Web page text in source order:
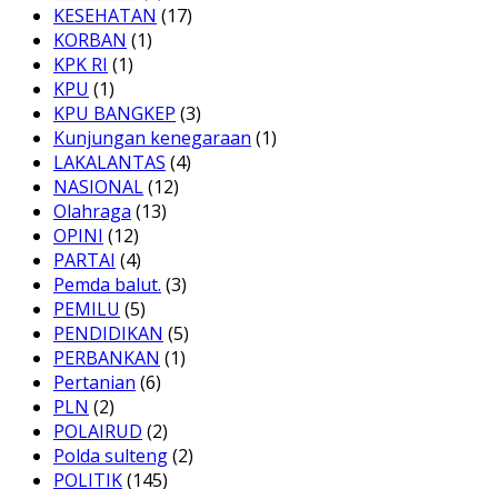
KESEHATAN (17)
KORBAN (1)
KPK RI (1)
KPU (1)
KPU BANGKEP (3)
Kunjungan kenegaraan (1)
LAKALANTAS (4)
NASIONAL(12)
Olahraga (13)
OPINI (12)
PARTAI (4)
Pemda balut. (3)
PEMILU (5)
PENDIDIKAN (5)
PERBANKAN (1)
Pertanian (6)
PLN (2)
POLAIRUD (2)
Polda sulteng(2)
POLITIK(145)